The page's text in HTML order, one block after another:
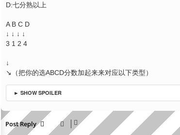
D:七分熟以上
A B C D
↓ ↓ ↓ ↓
3 1 2 4
↓
↘（把你的选ABCD分数加起来来对应以下类型）
► SHOW SPOILER
Post Reply